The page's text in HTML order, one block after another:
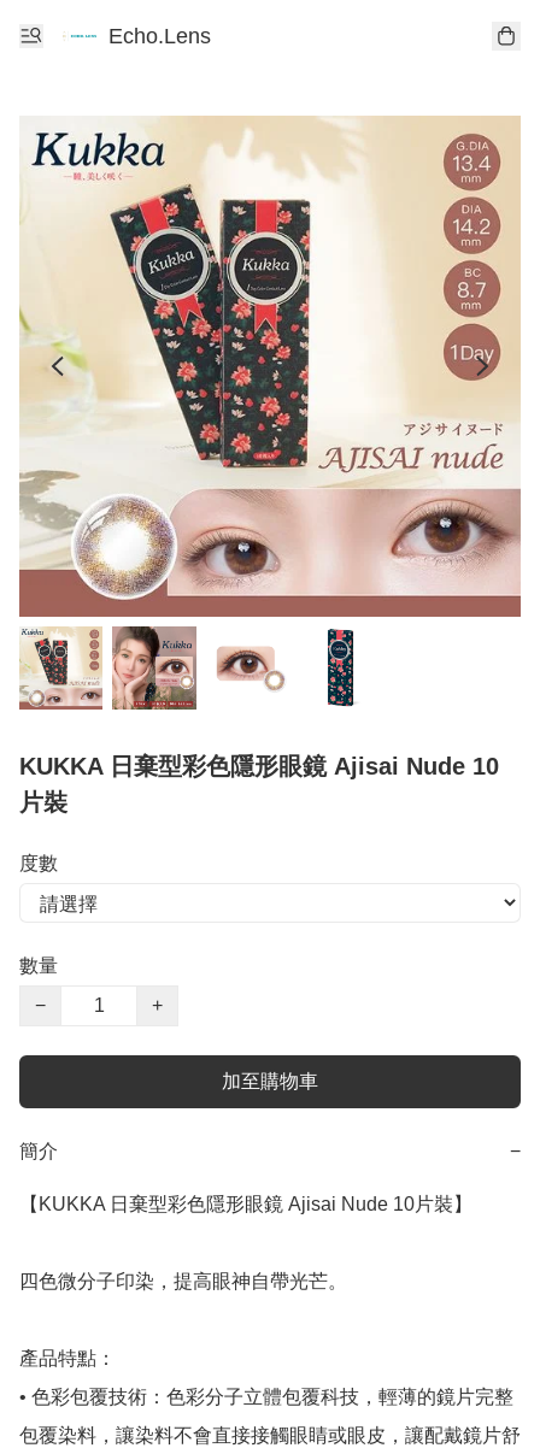
Echo.Lens
KUKKA 日棄型彩色隱形眼鏡 Ajisai Nude 10
片裝
度數
數量
−
+
加至購物車
簡介 −
【KUKKA 日棄型彩色隱形眼鏡 Ajisai Nude 10片裝】
四色微分子印染，提高眼神自帶光芒。
產品特點：
• 色彩包覆技術：色彩分子立體包覆科技，輕薄的鏡片完整
包覆染料，讓染料不會直接接觸眼睛或眼皮，讓配戴鏡片舒